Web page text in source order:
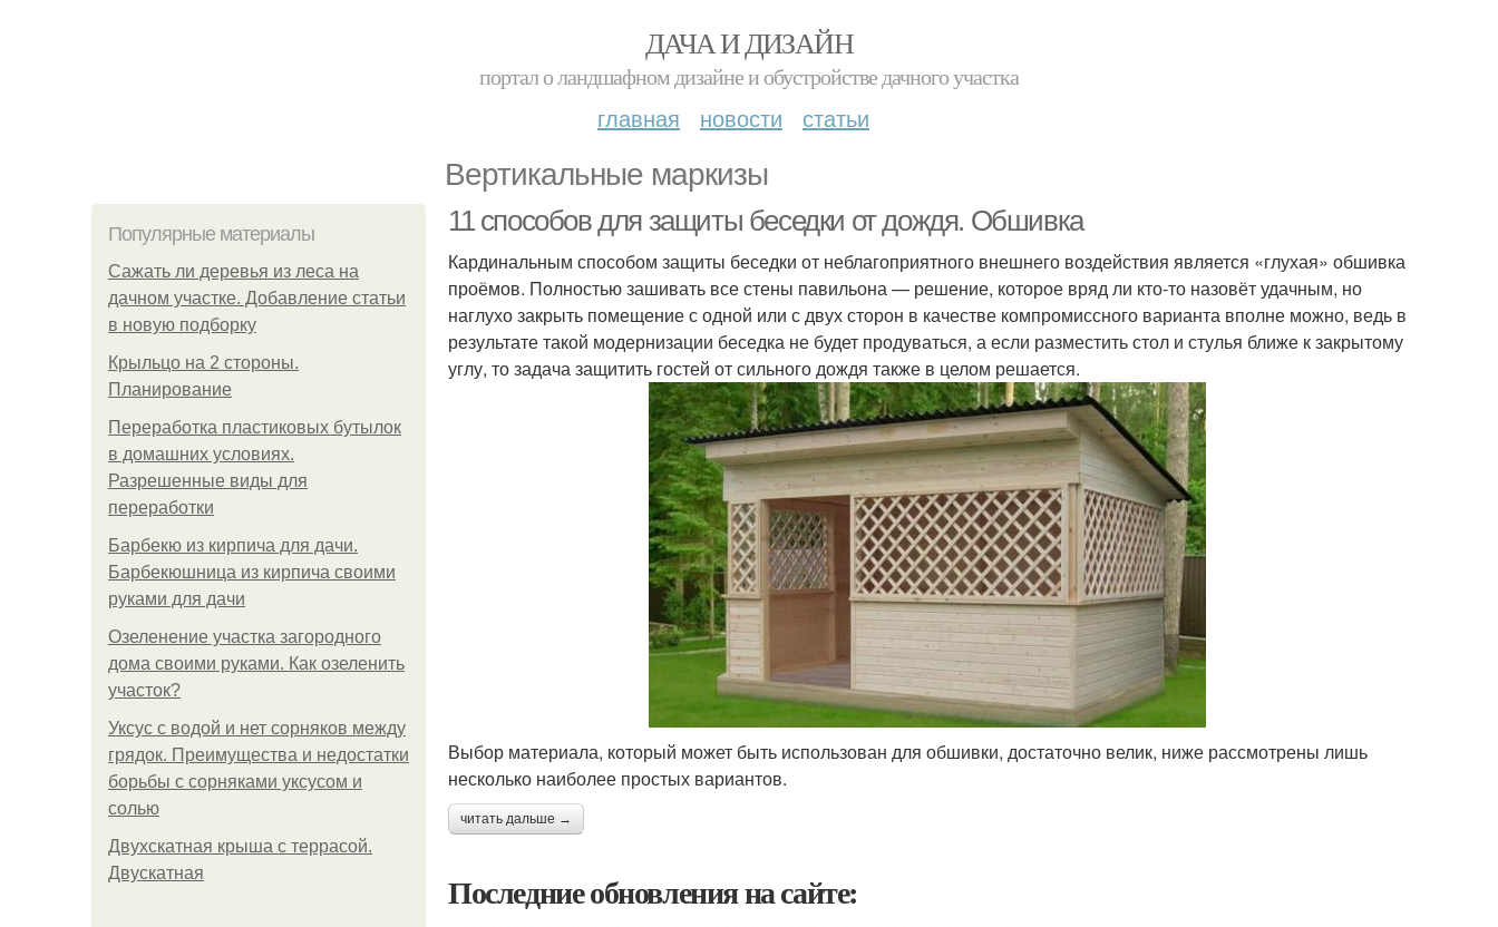
ДАЧА И ДИЗАЙН
портал о ландшафном дизайне и обустройстве дачного участка
главная новости статьи
Вертикальные маркизы
Популярные материалы
Сажать ли деревья из леса на
дачном участке. Добавление статьи
в новую подборку
Крыльцо на 2 стороны.
Планирование
Переработка пластиковых бутылок
в домашних условиях.
Разрешенные виды для
переработки
Барбекю из кирпича для дачи.
Барбекюшница из кирпича своими
руками для дачи
Озеленение участка загородного
дома своими руками. Как озеленить
участок?
Уксус с водой и нет сорняков между
грядок. Преимущества и недостатки
борьбы с сорняками уксусом и
солью
Двухскатная крыша с террасой.
Двускатная
11 способов для защиты беседки от дождя. Обшивка
Кардинальным способом защиты беседки от неблагоприятного внешнего воздействия является «глухая» обшивка
проёмов. Полностью зашивать все стены павильона — решение, которое вряд ли кто-то назовёт удачным, но
наглухо закрыть помещение с одной или с двух сторон в качестве компромиссного варианта вполне можно, ведь в
результате такой модернизации беседка не будет продуваться, а если разместить стол и стулья ближе к закрытому
углу, то задача защитить гостей от сильного дождя также в целом решается.
Выбор материала, который может быть использован для обшивки, достаточно велик, ниже рассмотрены лишь
несколько наиболее простых вариантов.
читать дальше →
Последние обновления на сайте: